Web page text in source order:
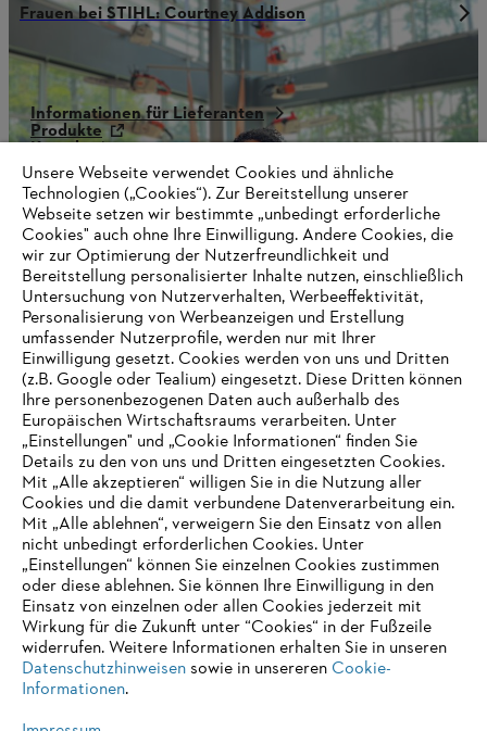
Frauen bei STIHL: Courtney Addison
Informationen für Lieferanten
Produkte
Kontakt
Karriere
Hinweisgebersystem
AUSZEICHNUNGEN
Unsere Webseite verwendet Cookies und ähnliche
Technologien („Cookies“). Zur Bereitstellung unserer
Webseite setzen wir bestimmte „unbedingt erforderliche
Cookies" auch ohne Ihre Einwilligung. Andere Cookies, die
wir zur Optimierung der Nutzerfreundlichkeit und
Bereitstellung personalisierter Inhalte nutzen, einschließlich
Untersuchung von Nutzerverhalten, Werbeeffektivität,
Personalisierung von Werbeanzeigen und Erstellung
umfassender Nutzerprofile, werden nur mit Ihrer
Einwilligung gesetzt. Cookies werden von uns und Dritten
(z.B. Google oder Tealium) eingesetzt. Diese Dritten können
Ihre personenbezogenen Daten auch außerhalb des
Europäischen Wirtschaftsraums verarbeiten. Unter
„Einstellungen" und „Cookie Informationen“ finden Sie
Details zu den von uns und Dritten eingesetzten Cookies.
Mit „Alle akzeptieren“ willigen Sie in die Nutzung aller
Cookies und die damit verbundene Datenverarbeitung ein.
Mit „Alle ablehnen“, verweigern Sie den Einsatz von allen
nicht unbedingt erforderlichen Cookies. Unter
„Einstellungen“ können Sie einzelnen Cookies zustimmen
oder diese ablehnen. Sie können Ihre Einwilligung in den
Einsatz von einzelnen oder allen Cookies jederzeit mit
Wirkung für die Zukunft unter “Cookies“ in der Fußzeile
widerrufen. Weitere Informationen erhalten Sie in unseren
Datenschutzhinweisensowie in unsereren Cookie-
Informationen.